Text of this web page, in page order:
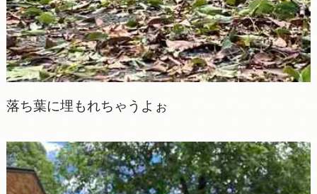
落ち葉に埋もれちゃうよぉ